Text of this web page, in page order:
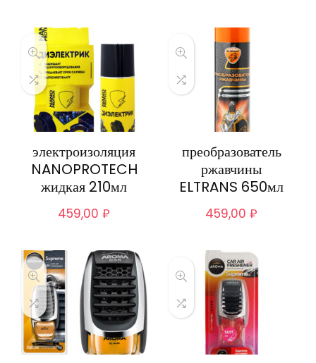
электроизоляция
NANOPROTECH
жидкая 210мл
459,00₽
преобразователь
ржавчины
ELTRANS 650мл
459,00₽